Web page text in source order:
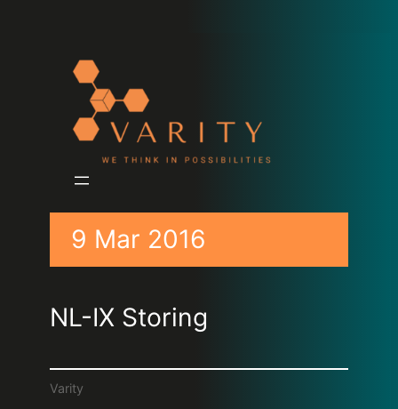
9 Mar 2016
NL-IX Storing
Varity